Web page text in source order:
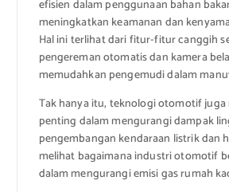
efisien dalam penggunaan bahan
meningkatkan keamanan dan
Hal ini terlihat dari fitur-fitur canggih
pengereman otomatis dan kamera
memudahkan pengemudi dalam
Tak hanya itu, teknologi otomotif juga
penting dalam mengurangi dampak
pengembangan kendaraan listrik dan
melihat bagaimana industri otomotif
dalam mengurangi emisi gas rumah